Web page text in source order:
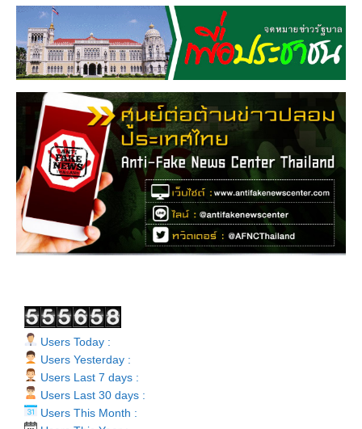
Users Today :
Users Yesterday :
Users Last 7 days :
Users Last 30 days :
Users This Month :